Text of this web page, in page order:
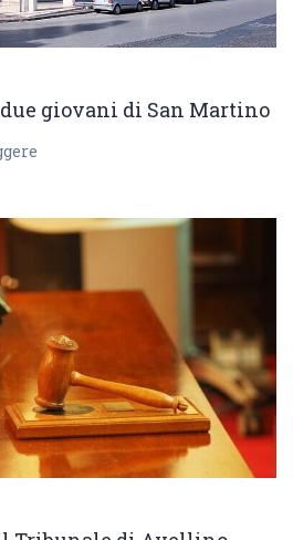
giovani di San Martino